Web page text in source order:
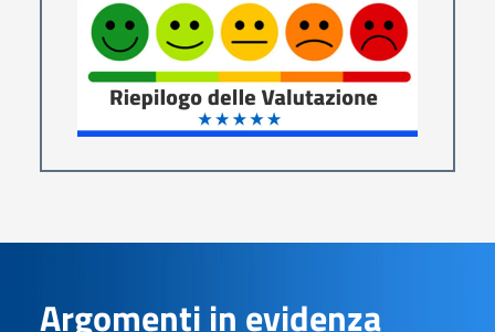
Argomenti in evidenza